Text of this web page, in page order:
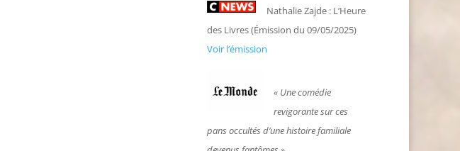
Nathalie Zajde : L’Heure
des Livres (Émission du 09/05/2025)
Voir l’émission
« Une comédie
revigorante sur ces
pans occultés d’une histoire familiale